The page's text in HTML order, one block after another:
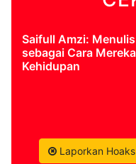
Saifull Amzi:
sebagai Cara
Kehidupan
Laporkan Hoaks